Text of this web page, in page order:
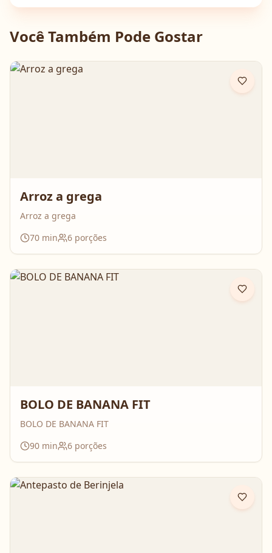
Você Também Pode Gostar
Arroz a grega
Arroz a grega
70 min 6 porções
BOLO DE BANANA FIT
BOLO DE BANANA FIT
90 min 6 porções